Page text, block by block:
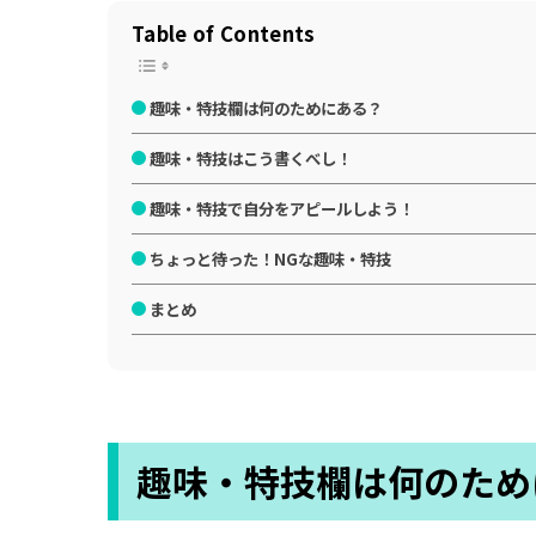
Table of Contents
趣味・特技欄は何のためにある？
趣味・特技はこう書くべし！
趣味・特技で自分をアピールしよう！
ちょっと待った！NGな趣味・特技
まとめ
趣味・特技欄は何のた